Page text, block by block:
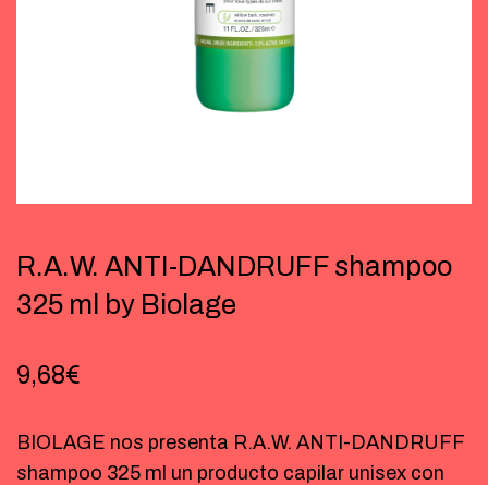
R.A.W. ANTI-DANDRUFF shampoo
325 ml by Biolage
9,68€
BIOLAGE nos presenta R.A.W. ANTI-DANDRUFF
shampoo 325 ml un producto capilar unisex con